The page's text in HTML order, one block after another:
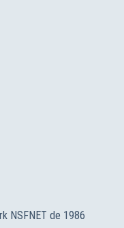
NSFNET de 1986